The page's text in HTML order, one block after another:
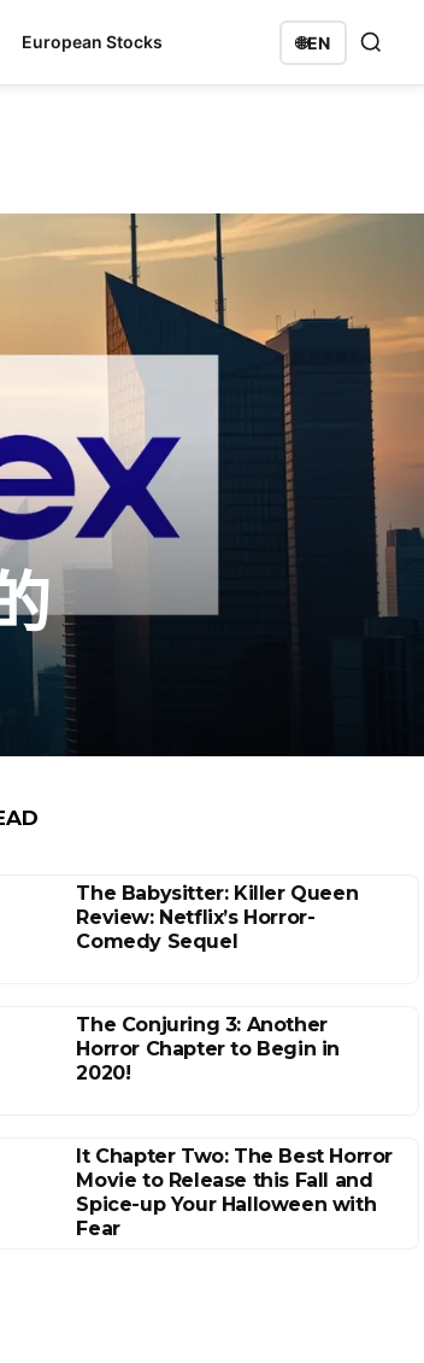
European Stocks 🌐EN
The Babysitter: Killer Queen
Review: Netflix’s Horror-
Comedy Sequel
The Conjuring 3: Another
Horror Chapter to Begin in
2020!
It Chapter Two: The Best Horror
Movie to Release this Fall and
Spice-up Your Halloween with
Fear